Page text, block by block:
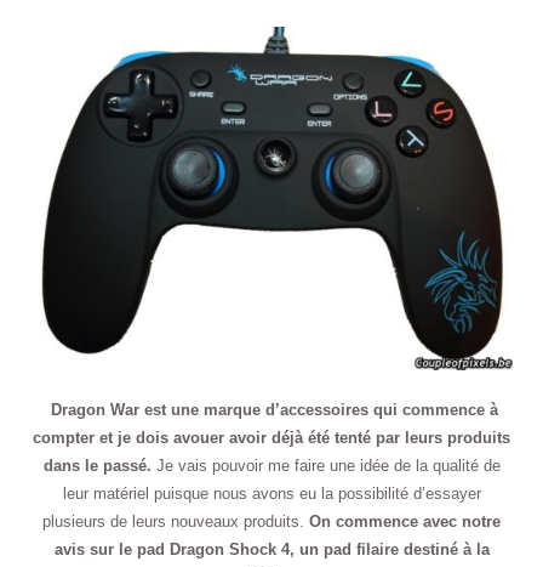
Dragon War est une marque d’accessoires qui commence à
compter et je dois avouer avoir déjà été tenté par leurs produits
dans le passé. Je vais pouvoir me faire une idée de la qualité de
leur matériel puisque nous avons eu la possibilité d’essayer
plusieurs de leurs nouveaux produits. On commence avec notre
avis sur le pad Dragon Shock 4, un pad filaire destiné à la